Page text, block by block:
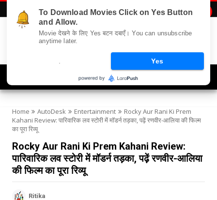
Home AutoDesk Entertainment
Rocky Aur Rani Ki Prem
Kahani Review: पारिवारिक लव स्टोरी में मॉडर्न तड़का, पढ़ें रणवीर-आलिया की फिल्म
का पूरा रिव्यू
Rocky Aur Rani Ki Prem Kahani Review:
पारिवारिक लव स्टोरी में मॉडर्न तड़का, पढ़ें रणवीर-आलिया
की फिल्म का पूरा रिव्यू
Ritika
To Download Movies Click on Yes Button
and Allow.
Movie देखने के लिए Yes बटन दबाएँ। You can unsubscribe
anytime later.
Yes